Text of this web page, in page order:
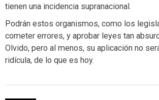
tienen una incidencia supranacional.
Podrán estos organismos, como los
cometer errores, y aprobar leyes tan
Olvido, pero al menos, su aplicación no
ridícula, de lo que es hoy.